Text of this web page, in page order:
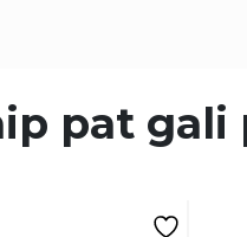
pat